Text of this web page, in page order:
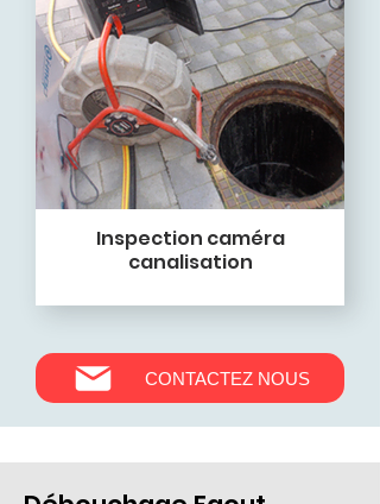
Inspection caméra
canalisation
CONTACTEZ NOUS